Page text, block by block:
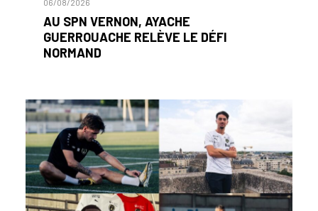
06/08/2026
AU SPN VERNON, AYACHE
GUERROUACHE RELÈVE LE DÉFI
NORMAND